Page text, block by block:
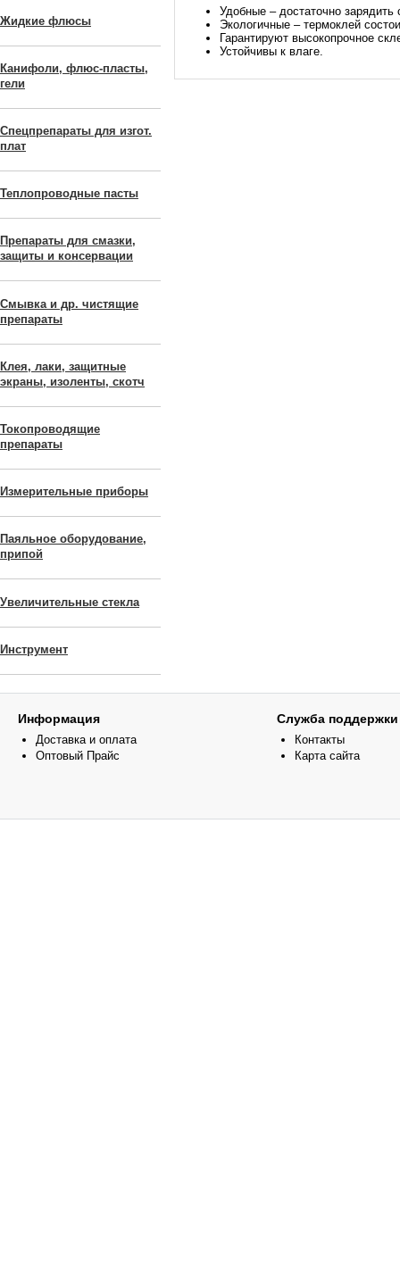
Жидкие флюсы
Канифоли, флюс-пласты,
гели
Спецпрепараты для изгот.
плат
Теплопроводные пасты
Препараты для смазки,
защиты и консервации
Смывка и др. чистящие
препараты
Клея, лаки, защитные
экраны, изоленты, скотч
Токопроводящие
препараты
Измерительные приборы
Паяльное оборудование,
припой
Увеличительные стекла
Инструмент
Удобные – достаточно
Экологичные – термоклей
Гарантируют высокопрочное
Устойчивы к влаге.
Информация
Доставка и оплата
Оптовый Прайс
Служба поддержки
Контакты
Карта сайта